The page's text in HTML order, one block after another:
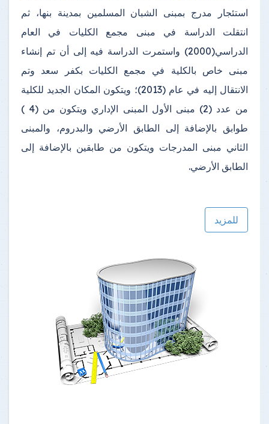
استئجار مدرج بمبنى الشبان المسلمين بمدينة بنها، ثم
انتقلت الدراسة في مبنى مجمع الكليات في العام
الدراسي(2000) واستمرت الدراسة فيه إلى أن تم إنشاء
مبنى خاص بالكلية في مجمع الكليات بكفر سعد وتم
الانتقال إليه في عام (2013)؛ ويتكون المكان الجديد للكلية
من عدد (2) مبنى الأول المبنى الإداري ويتكون من (4 )
طوابق بالإضافة إلى الطابق الأرضي والبدروم، والمبنى
الثاني مبنى المدرجات ويتكون من طابقين بالإضافة إلى
الطابق الأرضي.
للمزيد